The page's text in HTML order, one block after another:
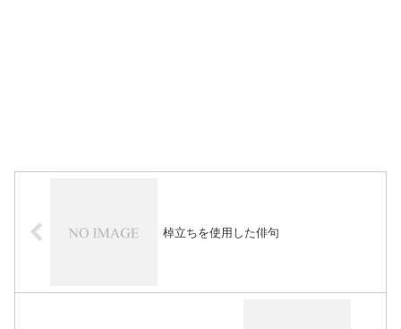
棹立ちを使用した俳句